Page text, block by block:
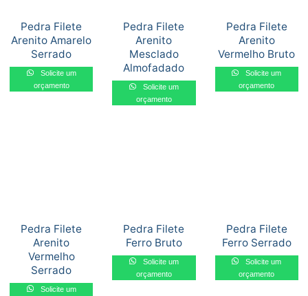
Pedra Filete
Arenito Amarelo
Serrado
Solicite um
orçamento
Pedra Filete
Arenito
Mesclado
Almofadado
Solicite um
orçamento
Pedra Filete
Arenito
Vermelho Bruto
Solicite um
orçamento
Pedra Filete
Arenito
Vermelho
Serrado
Solicite um
Pedra Filete
Ferro Bruto
Solicite um
orçamento
Pedra Filete
Ferro Serrado
Solicite um
orçamento